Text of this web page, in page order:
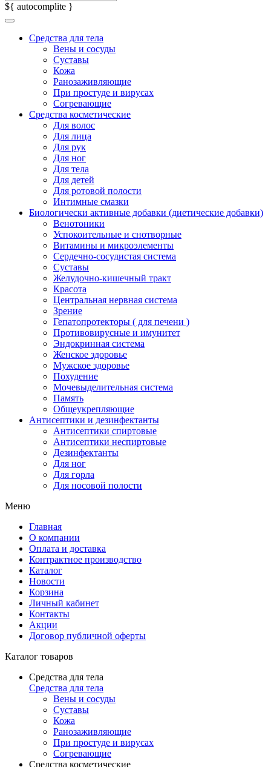
${ autocomplite }
Средства для тела
Вены и сосуды
Суставы
Кожа
Ранозаживляющие
При простуде и вирусах
Согревающие
Средства косметические
Для волос
Для лица
Для рук
Для ног
Для тела
Для детей
Для ротовой полости
Интимные смазки
Биологически активные добавки (диетические добавки)
Венотоники
Успокоительные и снотворные
Витамины и микроэлементы
Сердечно-сосудистая система
Суставы
Желудочно-кишечный тракт
Красота
Центральная нервная система
Зрение
Гепатопротекторы ( для печени )
Противовирусные и имунитет
Эндокринная система
Женское здоровье
Мужское здоровье
Похудение
Мочевыделительная система
Память
Общеукрепляющие
Антисептики и дезинфектанты
Антисептики спиртовые
Антисептики неспиртовые
Дезинфектанты
Для ног
Для горла
Для носовой полости
Меню
Главная
О компании
Оплата и доставка
Контрактное производство
Каталог
Новости
Корзина
Личный кабинет
Контакты
Акции
Договор публичной оферты
Каталог товаров
Средства для тела
Средства для тела
Вены и сосуды
Суставы
Кожа
Ранозаживляющие
При простуде и вирусах
Согревающие
Средства косметические